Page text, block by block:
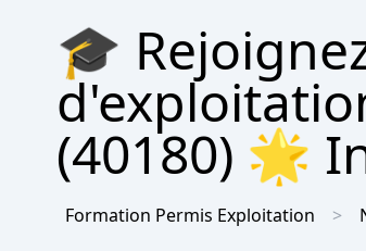
🎓
(40180) 🌟
Formation Permis Exploitation